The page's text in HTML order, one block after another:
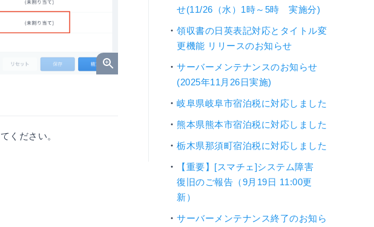
ください。
せ(11/26（水）1時～5時 実施分)
領収書の日英表記対応とタイトル変
更機能 リリースのお知らせ
サーバーメンテナンスのお知らせ
(2025年11月26日実施)
岐阜県岐阜市宿泊税に対応しました
熊本県熊本市宿泊税に対応しました
栃木県那須町宿泊税に対応しました
【重要】[スマチェ]システム障害
復旧のご報告（9月19日 11:00更
新）
サーバーメンテナンス終了のお知ら